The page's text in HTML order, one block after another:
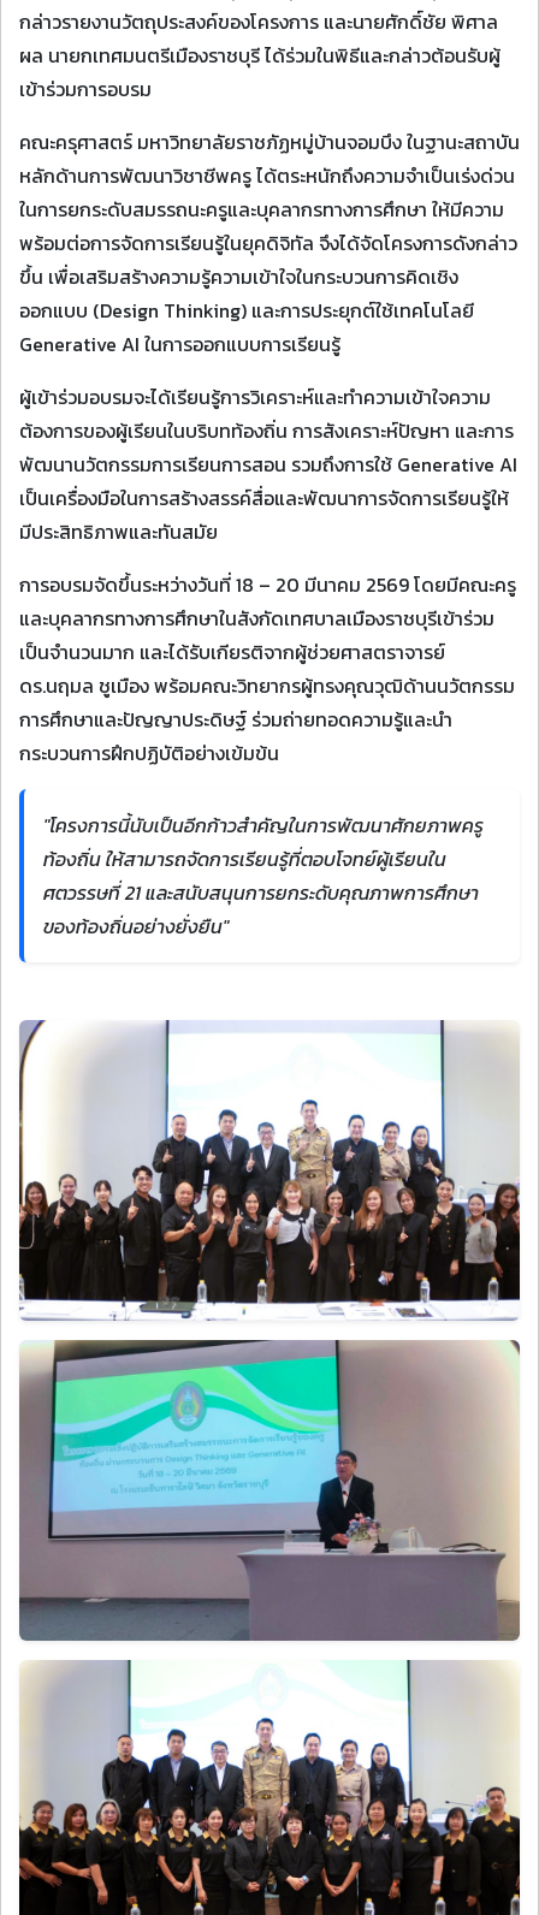
กล่าวรายงานวัตถุประสงค์ของโครงการ และนายศักดิ์ชัย พิศาล
ผล นายกเทศมนตรีเมืองราชบุรี ได้ร่วมในพิธีและกล่าวต้อนรับผู้
เข้าร่วมการอบรม
คณะครุศาสตร์ มหาวิทยาลัยราชภัฏหมู่บ้านจอมบึง ในฐานะสถาบัน
หลักด้านการพัฒนาวิชาชีพครู ได้ตระหนักถึงความจำเป็นเร่งด่วน
ในการยกระดับสมรรถนะครูและบุคลากรทางการศึกษา ให้มีความ
พร้อมต่อการจัดการเรียนรู้ในยุคดิจิทัล จึงได้จัดโครงการดังกล่าว
ขึ้น เพื่อเสริมสร้างความรู้ความเข้าใจในกระบวนการคิดเชิง
ออกแบบ (Design Thinking) และการประยุกต์ใช้เทคโนโลยี
Generative AI ในการออกแบบการเรียนรู้
ผู้เข้าร่วมอบรมจะได้เรียนรู้การวิเคราะห์และทำความเข้าใจความ
ต้องการของผู้เรียนในบริบทท้องถิ่น การสังเคราะห์ปัญหา และการ
พัฒนานวัตกรรมการเรียนการสอน รวมถึงการใช้ Generative AI
เป็นเครื่องมือในการสร้างสรรค์สื่อและพัฒนาการจัดการเรียนรู้ให้
มีประสิทธิภาพและทันสมัย
การอบรมจัดขึ้นระหว่างวันที่ 18 – 20 มีนาคม 2569 โดยมีคณะครู
และบุคลากรทางการศึกษาในสังกัดเทศบาลเมืองราชบุรีเข้าร่วม
เป็นจำนวนมาก และได้รับเกียรติจากผู้ช่วยศาสตราจารย์
ดร.นฤมล ชูเมือง พร้อมคณะวิทยากรผู้ทรงคุณวุฒิด้านนวัตกรรม
การศึกษาและปัญญาประดิษฐ์ ร่วมถ่ายทอดความรู้และนำ
กระบวนการฝึกปฏิบัติอย่างเข้มข้น
"โครงการนี้นับเป็นอีกก้าวสำคัญในการพัฒนาศักยภาพครู
ท้องถิ่น ให้สามารถจัดการเรียนรู้ที่ตอบโจทย์ผู้เรียนใน
ศตวรรษที่ 21 และสนับสนุนการยกระดับคุณภาพการศึกษา
ของท้องถิ่นอย่างยั่งยืน"